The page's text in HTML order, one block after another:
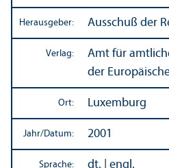
Herausgeber: Ausschuß der
Verlag:
Amt für
der
Ort: Luxemburg
Jahr/Datum: 2001
Sprache: dt. | engl.